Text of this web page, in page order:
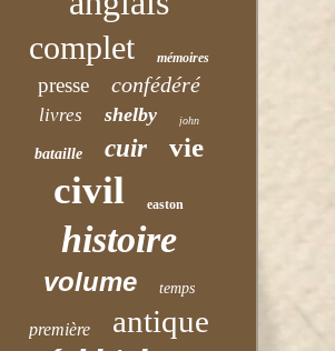
complet mémoires
presse confédéré
livres shelby john
bataille cuir vie
civil easton
histoire
volume temps
première antique